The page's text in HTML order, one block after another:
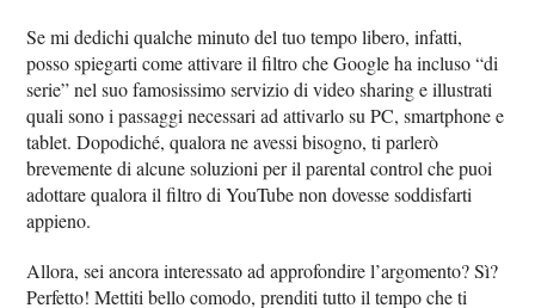
Se mi dedichi qualche minuto del tuo tempo libero, infatti,
posso spiegarti come attivare il filtro che Google ha incluso “di
serie” nel suo famosissimo servizio di video sharing e illustrati
quali sono i passaggi necessari ad attivarlo su PC, smartphone e
tablet. Dopodiché, qualora ne avessi bisogno, ti parlerò
brevemente di alcune soluzioni per il parental control che puoi
adottare qualora il filtro di YouTube non dovesse soddisfarti
appieno.
Allora, sei ancora interessato ad approfondire l’argomento? Sì?
Perfetto! Mettiti bello comodo, prenditi tutto il tempo che ti